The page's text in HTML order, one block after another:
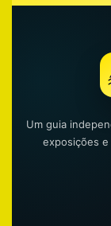
Um guia
exposições